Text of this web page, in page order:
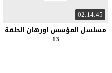
02:14:45
مسلسل المؤسس اورهان الحلقة
13